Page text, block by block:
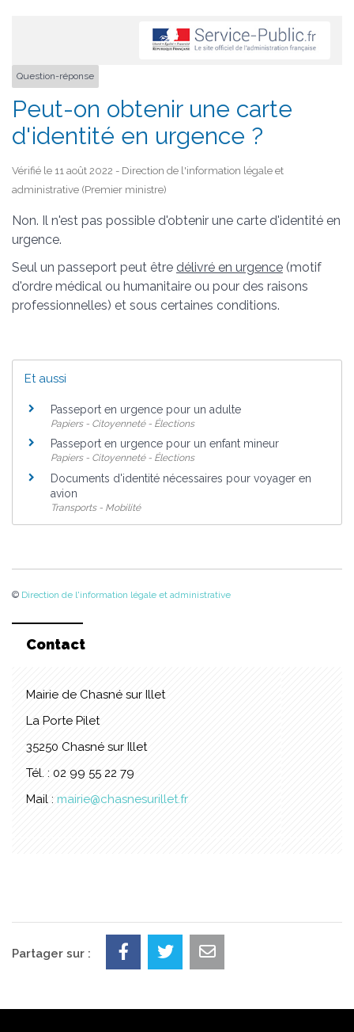
Question-réponse
Peut-on obtenir une carte
d'identité en urgence ?
Vérifié le 11 août 2022 - Direction de l'information légale et
administrative (Premier ministre)
Non. Il n'est pas possible d'obtenir une carte d'identité en
urgence.
Seul un passeport peut être délivré en urgence (motif
d'ordre médical ou humanitaire ou pour des raisons
professionnelles) et sous certaines conditions.
Et aussi
Passeport en urgence pour un adulte
Papiers - Citoyenneté - Élections
Passeport en urgence pour un enfant mineur
Papiers - Citoyenneté - Élections
Documents d'identité nécessaires pour voyager en
avion
Transports - Mobilité
© Direction de l'information légale et administrative
Contact
Mairie de Chasné sur Illet
La Porte Pilet
35250 Chasné sur Illet
Tél. : 02 99 55 22 79
Mail : mairie@chasnesurillet.fr
Partager sur :